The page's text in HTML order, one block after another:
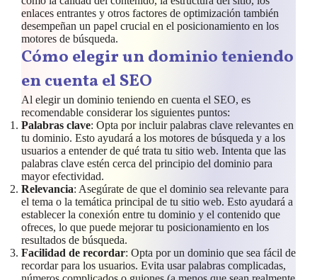
enlaces entrantes y otros factores de optimización también
desempeñan un papel crucial en el posicionamiento en los
motores de búsqueda.
Cómo elegir un dominio teniendo
en cuenta el SEO
Al elegir un dominio teniendo en cuenta el SEO, es
recomendable considerar los siguientes puntos:
Palabras clave: Opta por incluir palabras clave relevantes en
tu dominio. Esto ayudará a los motores de búsqueda y a los
usuarios a entender de qué trata tu sitio web. Intenta que las
palabras clave estén cerca del principio del dominio para
mayor efectividad.
Relevancia: Asegúrate de que el dominio sea relevante para
el tema o la temática principal de tu sitio web. Esto ayudará a
establecer la conexión entre tu dominio y el contenido que
ofreces, lo que puede mejorar tu posicionamiento en los
resultados de búsqueda.
Facilidad de recordar: Opta por un dominio que sea fácil de
recordar para los usuarios. Evita usar palabras complicadas,